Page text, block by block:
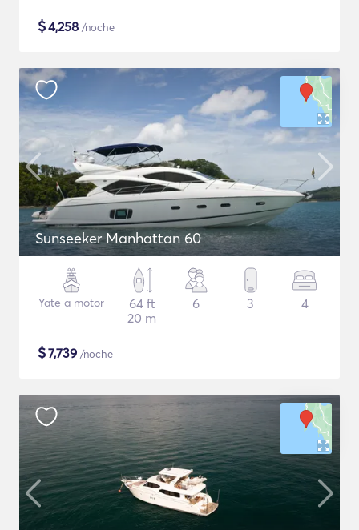
$4,258 /noche
Sunseeker Manhattan 60
Yate a motor
64 ft
20 m
6 3 4
$7,739 /noche